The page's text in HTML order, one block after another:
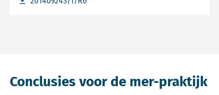
Conclusies voor de mer-praktijk